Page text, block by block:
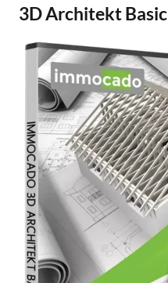
3D Architekt Basic